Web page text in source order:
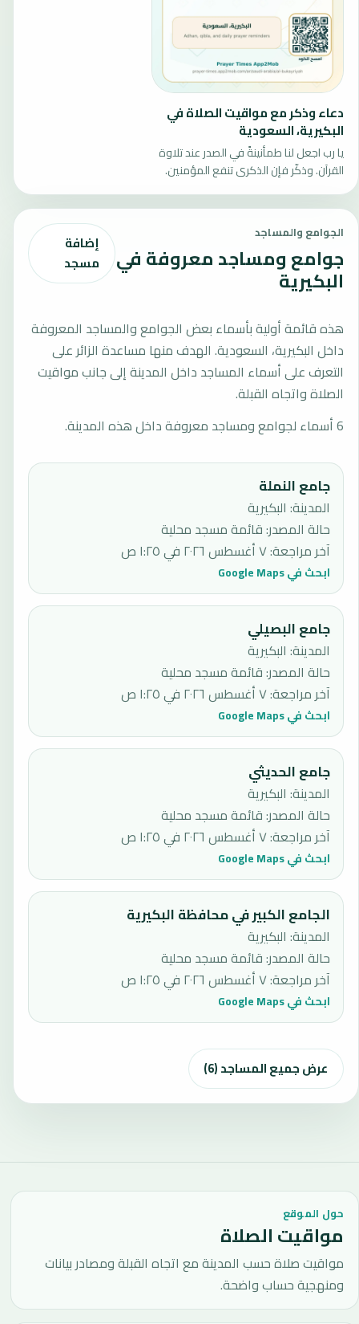
دعاء وذكر مع مواقيت الصلاة في
البكيرية، السعودية
يا رب اجعل لنا طمأنينةً في الصدر عند تلاوة
القرآن. وذكّر فإن الذكرى تنفع المؤمنين.
الجوامع والمساجد
جوامع ومساجد معروفة في
البكيرية
إضافة
مسجد
هذه قائمة أولية بأسماء بعض الجوامع والمساجد المعروفة
داخل البكيرية، السعودية. الهدف منها مساعدة الزائر على
التعرف على أسماء المساجد داخل المدينة إلى جانب مواقيت
الصلاة واتجاه القبلة.
6 أسماء لجوامع ومساجد معروفة داخل هذه المدينة.
جامع النملة
المدينة: البكيرية
حالة المصدر:قائمة مسجد محلية
آخر مراجعة:٧ أغسطس ٢٠٢٦ في ١:٢٥ ص
ابحث في Google Maps
جامع البصيلي
المدينة: البكيرية
حالة المصدر:قائمة مسجد محلية
آخر مراجعة:٧ أغسطس ٢٠٢٦ في ١:٢٥ ص
ابحث في Google Maps
جامع الحديثي
المدينة: البكيرية
حالة المصدر:قائمة مسجد محلية
آخر مراجعة:٧ أغسطس ٢٠٢٦ في ١:٢٥ ص
ابحث في Google Maps
الجامع الكبير في محافظة البكيرية
المدينة: البكيرية
حالة المصدر:قائمة مسجد محلية
آخر مراجعة:٧ أغسطس ٢٠٢٦ في ١:٢٥ ص
ابحث في Google Maps
عرض جميع المساجد (6)
حول الموقع
مواقيت الصلاة
مواقيت صلاة حسب المدينة مع اتجاه القبلة ومصادر بيانات
ومنهجية حساب واضحة.